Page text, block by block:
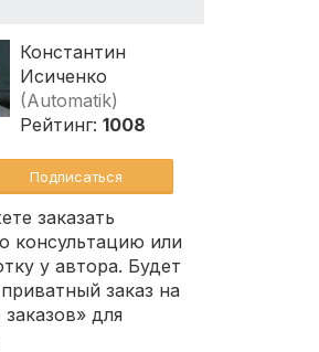
Константин
Исиченко
(Automatik)
Рейтинг: 1008
Подписаться
заказать
консультацию или
у автора. Будет
заказ на
для